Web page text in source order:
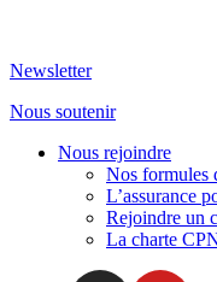
contenu
Newsletter
Nous soutenir
Nous rejoindre
Nos formules
L’assurance
Rejoindre un
La charte